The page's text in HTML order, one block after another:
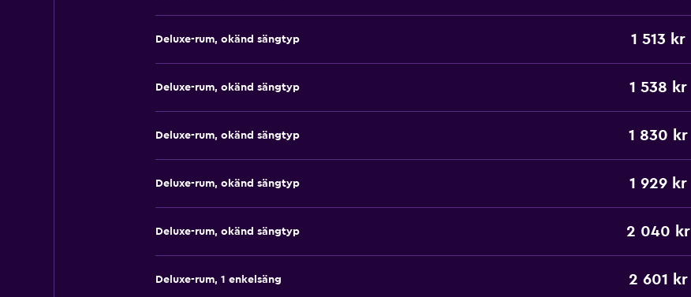
Deluxe-rum, okänd sängtyp 1 513 kr
Deluxe-rum, okänd sängtyp 1 538 kr
Deluxe-rum, okänd sängtyp 1 830 kr
Deluxe-rum, okänd sängtyp 1 929 kr
Deluxe-rum, okänd sängtyp 2 040 kr
Deluxe-rum, 1 enkelsäng 2 601 kr